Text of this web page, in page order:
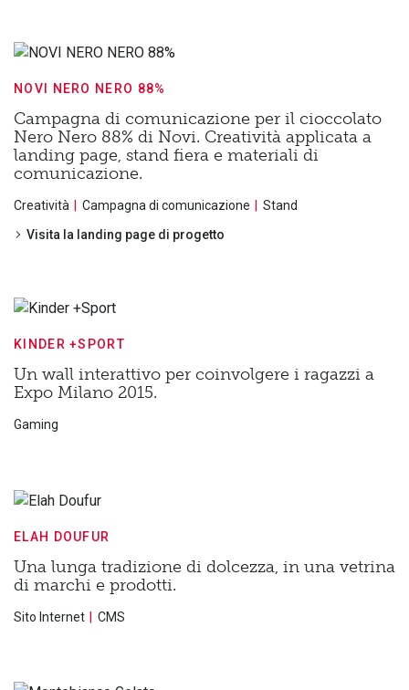
NOVI NERO NERO 88%
Campagna di comunicazione per il cioccolato
Nero Nero 88% di Novi. Creatività applicata a
landing page, stand fiera e materiali di
comunicazione.
Creatività Campagna di comunicazione
Stand
Visita la landing page di progetto
KINDER +SPORT
Un wall interattivo per coinvolgere i ragazzi a
Expo Milano 2015.
Gaming
ELAH DOUFUR
Una lunga tradizione di dolcezza, in una vetrina
di marchi e prodotti.
Sito Internet CMS